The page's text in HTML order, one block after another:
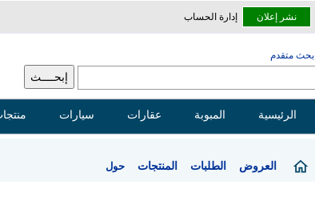
نشر إعلان إدارة الحساب
بحث متقدم
الرئيسية المبوبة عقارات سيارات
العروض الطلبات المنتجات حول